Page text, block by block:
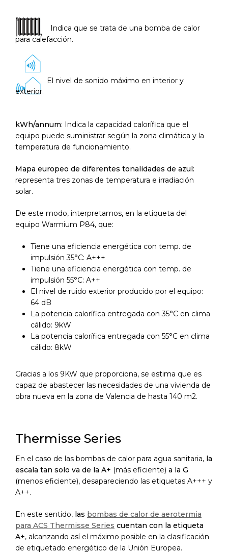
Indica que se trata de una bomba de calor
para calefacción.
El nivel de sonido máximo en interior y
exterior.
kWh/annum: Indica la capacidad calorífica que el
equipo puede suministrar según la zona climática y la
temperatura de funcionamiento.
Mapa europeo de diferentes tonalidades de azul:
representa tres zonas de temperatura e irradiación
solar.
De este modo, interpretamos, en la etiqueta del
equipo Warmium P84, que:
Tiene una eficiencia energética con temp. de
impulsión 35°C: A+++
Tiene una eficiencia energética con temp. de
impulsión 55°C: A++
El nivel de ruido exterior producido por el equipo:
64 dB
La potencia calorífica entregada con 35°C en clima
cálido: 9kW
La potencia calorífica entregada con 55°C en clima
cálido: 8kW
Gracias a los 9KW que proporciona, se estima que es
capaz de abastecer las necesidades de una vivienda de
obra nueva en la zona de Valencia de hasta 140 m2.
Thermisse Series
En el caso de las bombas de calor para agua sanitaria, la
escala tan solo va de la A+ (más eficiente) a la G
(menos eficiente), desapareciendo las etiquetas A+++ y
A++.
En este sentido, las bombas de calor de aerotermia
para ACS Thermisse Series cuentan con la etiqueta
A+, alcanzando así el máximo posible en la clasificación
de etiquetado energético de la Unión Europea.